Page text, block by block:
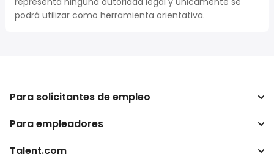
podrá utilizar como herramienta orientativa.
Para solicitantes de empleo
Buscador de trabajo
Para empleadores
Empresa
Talent.com